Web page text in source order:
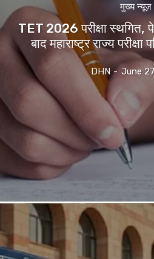
मुख्य न्यूज़
TET 2026 परीक्षा
बाद महाराष्ट्र राज्य
DHN - June